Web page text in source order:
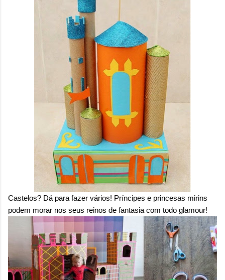
Castelos? Dá para fazer vários! Príncipes e princesas mirins
podem morar nos seus reinos de fantasia com todo glamour!